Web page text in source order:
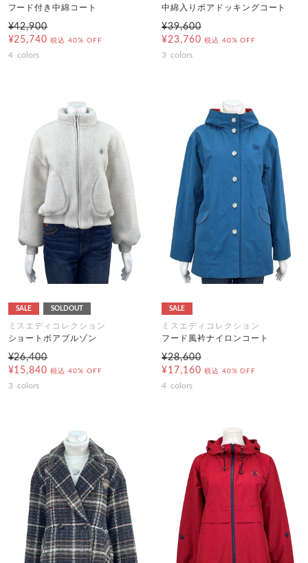
フード付き中綿コート
¥42,900
¥25,740 税込 40% OFF
4 colors
中綿入りボアドッキングコート
¥39,600
¥23,760 税込 40% OFF
3 colors
SALE SOLDOUT
ミスエディコレクション
ショートボアブルゾン
¥26,400
¥15,840 税込 40% OFF
3 colors
SALE
ミスエディコレクション
フード風衿ナイロンコート
¥28,600
¥17,160 税込 40% OFF
4 colors